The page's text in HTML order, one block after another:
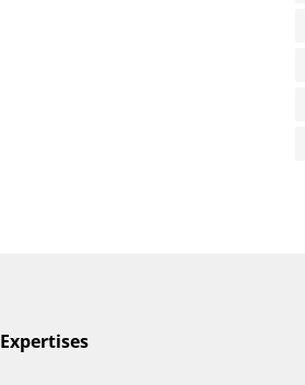
Expertises